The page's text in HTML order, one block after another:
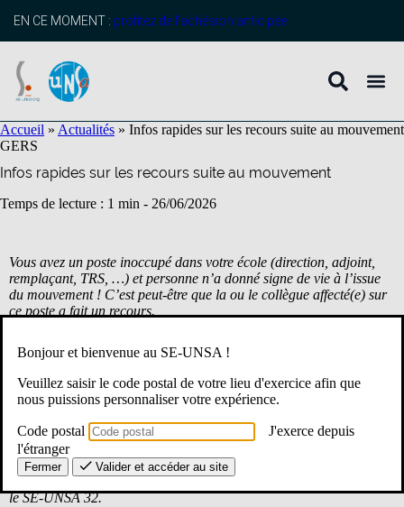
principal
EN CE MOMENT : profitez de l’adhésion anticipée
Accueil » Actualités » Infos rapides sur les recours suite au mouvement
GERS
Infos rapides sur les recours suite au mouvement
Temps de lecture : 1 min - 26/06/2026
Vous avez un poste inoccupé dans votre école (direction, adjoint,
remplaçant, TRS, …) et personne n’a donné signe de vie à l’issue
du mouvement ! C’est peut-être que la ou le collègue affecté(e) sur
ce poste a fait un recours.
239 collègues ont participé au mouvement départemental. Sur ces
239, 17 ont été nommés, à titre provisoire, sur un poste qui ne
faisait pas partie de leurs vœux lors de la phase dite « d’extension »
du mouvement.
10 sur ces 17 ont engagé une procédure de recours. Plusieurs
d’entre eux ont été accompagnés, au cours de cette procédure, par
le SE-UNSA 32.
Bonjour et bienvenue au SE-UNSA !
Veuillez saisir le code postal de votre lieu d'exercice afin que
nous puissions personnaliser votre expérience.
Code postal
J'exerce depuis
l'étranger
Fermer Valider et accéder au site